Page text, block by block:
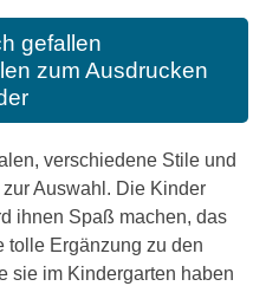
gefallen
zum Ausdrucken
verschiedene Stile und
Auswahl. Die Kinder
ihnen Spaß machen, das
tolle Ergänzung zu den
sie im Kindergarten haben